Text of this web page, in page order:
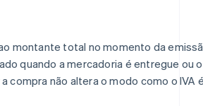
montante total no momento da
quando a mercadoria é entregue ou
compra não altera o modo como o IVA